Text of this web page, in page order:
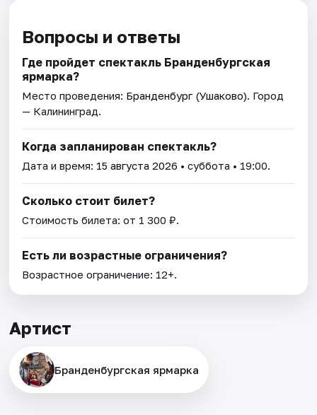
Вопросы и ответы
Где пройдет спектакль Бранденбургская
ярмарка?
Место проведения: Бранденбург (Ушаково). Город
— Калининград.
Когда запланирован спектакль?
Дата и время: 15 августа 2026 • суббота • 19:00.
Сколько стоит билет?
Стоимость билета: от 1 300 ₽.
Есть ли возрастные ограничения?
Возрастное ограничение: 12+.
Артист
Бранденбургская ярмарка